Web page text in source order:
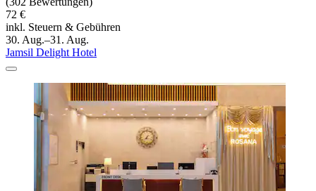
72 €
inkl. Steuern & Gebühren
30. Aug.–31. Aug.
Jamsil Delight Hotel